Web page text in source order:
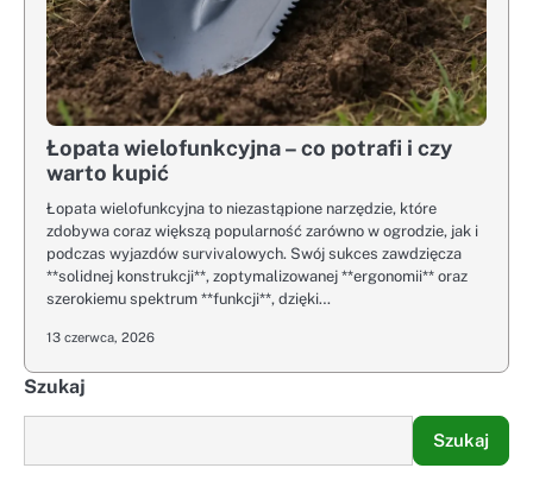
Łopata wielofunkcyjna – co potrafi i czy
warto kupić
Łopata wielofunkcyjna to niezastąpione narzędzie, które
zdobywa coraz większą popularność zarówno w ogrodzie, jak i
podczas wyjazdów survivalowych. Swój sukces zawdzięcza
**solidnej konstrukcji**, zoptymalizowanej **ergonomii** oraz
szerokiemu spektrum **funkcji**, dzięki…
13 czerwca, 2026
Szukaj
Szukaj